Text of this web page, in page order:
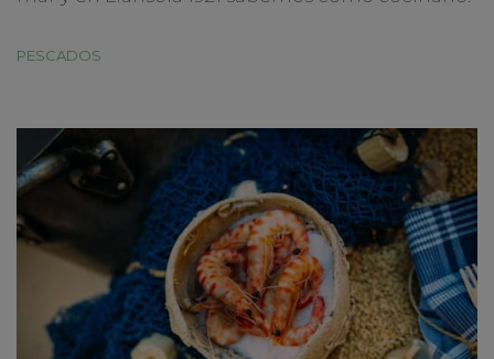
PESCADOS